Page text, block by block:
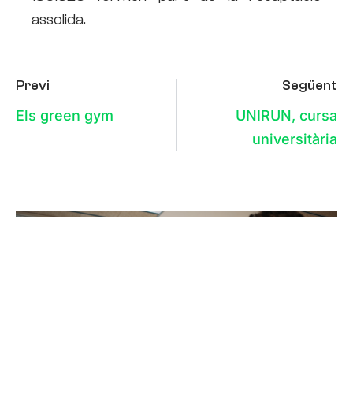
assolida.
Previ
Els green gym
Següent
UNIRUN, cursa
universitària